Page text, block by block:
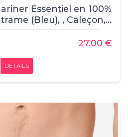
Essentiel en 100%
(Bleu), , Caleçon,
coton chaine et trame
27.00 €
DÉTAILS